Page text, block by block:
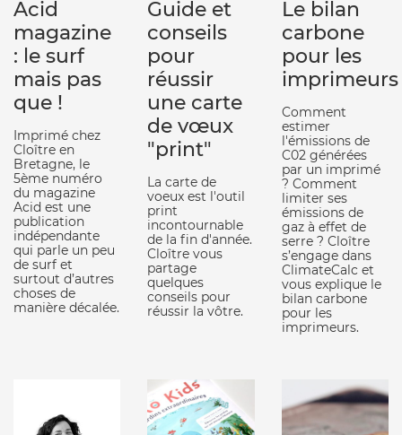
Acid
magazine
: le surf
mais pas
que !
Imprimé chez
Cloître en
Bretagne, le
5ème numéro
du magazine
Acid est une
publication
indépendante
qui parle un peu
de surf et
surtout d’autres
choses de
manière décalée.
Guide et
conseils
pour
réussir
une carte
de vœux
"print"
La carte de
voeux est l'outil
print
incontournable
de la fin d'année.
Cloître vous
partage
quelques
conseils pour
réussir la vôtre.
Le bilan
carbone
pour les
imprimeurs
Comment
estimer
l'émissions de
C02 générées
par un imprimé
? Comment
limiter ses
émissions de
gaz à effet de
serre ? Cloître
s’engage dans
ClimateCalc et
vous explique le
bilan carbone
pour les
imprimeurs.